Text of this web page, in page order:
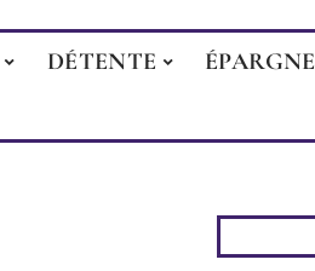
DÉTENTE ÉPARGNE